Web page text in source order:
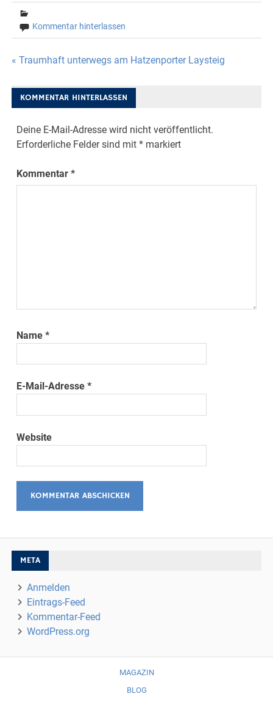
Kommentar hinterlassen
Beitragsnavigation
« Traumhaft unterwegs am Hatzenporter Laysteig
KOMMENTAR HINTERLASSEN
Deine E-Mail-Adresse wird nicht veröffentlicht.
Erforderliche Felder sind mit* markiert
Kommentar*
Name*
E-Mail-Adresse*
Website
META
Anmelden
Eintrags-Feed
Kommentar-Feed
WordPress.org
MAGAZIN
BLOG